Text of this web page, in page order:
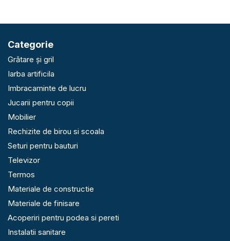
Categorie
Grătare și gril
Iarba artificila
Imbracaminte de lucru
Jucarii pentru copii
Mobilier
Rechizite de birou si scoala
Seturi pentru bauturi
Televizor
Termos
Materiale de constructie
Materiale de finisare
Acoperiri pentru podea si pereti
Instalatii sanitare